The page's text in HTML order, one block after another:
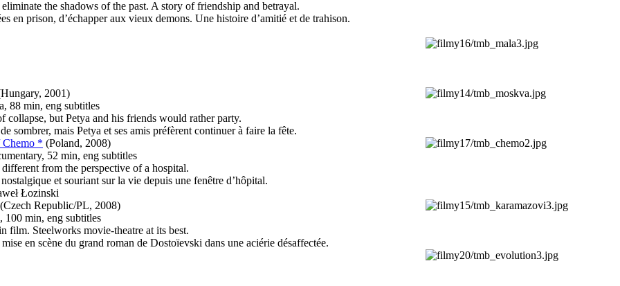
the shadows of the past. A story of friendship and betrayal.
en prison, d’échapper aux vieux demons. Une histoire d’amitié et de trahison.
2001)
88 min, eng subtitles
collapse, but Petya and his friends would rather party.
sombrer, mais Petya et ses amis préfèrent continuer à faire la fête.
Chemo * (Poland, 2008)
52 min, eng subtitles
from the perspective of a hospital.
et souriant sur la vie depuis une fenêtre d’hôpital.
Łozinski
(Czech Republic/PL, 2008)
100 min, eng subtitles
film. Steelworks movie-theatre at its best.
en scène du grand roman de Dostoïevski dans une aciérie désaffectée.